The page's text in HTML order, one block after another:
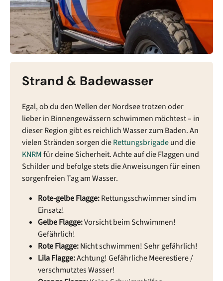
Strand & Badewasser
Egal, ob du den Wellen der Nordsee trotzen oder
lieber in Binnengewässern schwimmen möchtest – in
dieser Region gibt es reichlich Wasser zum Baden. An
vielen Stränden sorgen dieRettungsbrigadeund die
KNRMfür deine Sicherheit. Achte auf die Flaggen und
Schilder und befolge stets die Anweisungen für einen
sorgenfreien Tag am Wasser.
Rote-gelbe Flagge:Rettungsschwimmer sind im
Einsatz!
Gelbe Flagge:Vorsicht beim Schwimmen!
Gefährlich!
Rote Flagge:Nicht schwimmen! Sehr gefährlich!
Lila Flagge:Achtung! Gefährliche Meerestiere /
verschmutztes Wasser!